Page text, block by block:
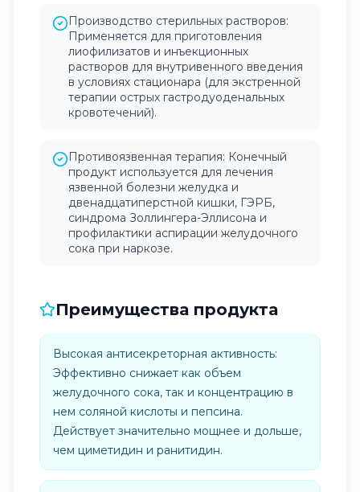
Производство стерильных растворов:
Применяется для приготовления
лиофилизатов и инъекционных
растворов для внутривенного введения
в условиях стационара (для экстренной
терапии острых гастродуоденальных
кровотечений).
Противоязвенная терапия: Конечный
продукт используется для лечения
язвенной болезни желудка и
двенадцатиперстной кишки, ГЭРБ,
синдрома Золлингера-Эллисона и
профилактики аспирации желудочного
сока при наркозе.
Преимущества продукта
Высокая антисекреторная активность:
Эффективно снижает как объем
желудочного сока, так и концентрацию в
нем соляной кислоты и пепсина.
Действует значительно мощнее и дольше,
чем циметидин и ранитидин.